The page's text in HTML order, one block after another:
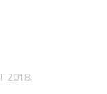
2018.